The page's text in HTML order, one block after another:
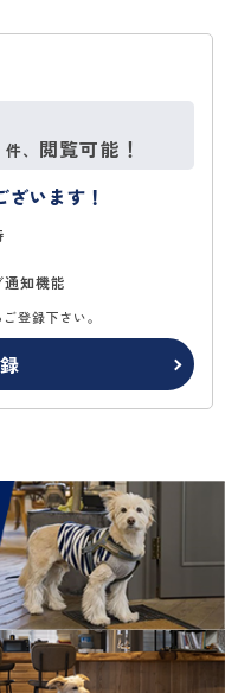
件、 閲覧可能！
います！
知機能
登録下さい。